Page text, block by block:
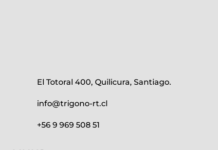
El Totoral 400, Quilicura, Santiago.
info@trigono-rt.cl
+56 9 969 508 51